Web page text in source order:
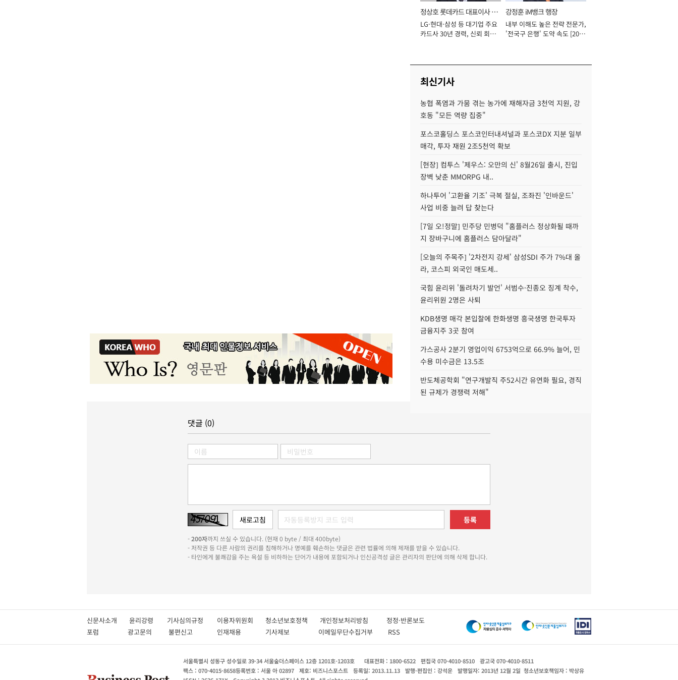
정상호 롯데카드 대표이사 사
장
LG·현대·삼성 등 대기업 주요
카드사 30년 경력, 신뢰 회복
강정훈 iM뱅크 행장
내부 이해도 높은 전략 전문가,
'전국구 은행' 도약 속도 [2026
최신기사
농협 폭염과 가뭄 겪는 농가에 재해자금 3천억 지원, 강
호동 "모든 역량 집중"
포스코홀딩스 포스코인터내셔널과 포스코DX 지분 일부
매각, 투자 재원 2조5천억 확보
[현장] 컴투스 '제우스: 오만의 신' 8월26일 출시, 진입
장벽 낮춘 MMORPG 내..
하나투어 '고환율 기조' 극복 절실, 조좌진 '인바운드'
사업 비중 늘려 답 찾는다
[7일 오!정말] 민주당 민병덕 "홈플러스 정상화될 때까
지 장바구니에 홈플러스 담아달라"
[오늘의 주목주] '2차전지 강세' 삼성SDI 주가 7%대 올
라, 코스피 외국인 매도세..
국힘 윤리위 '돌려차기 발언' 서범수·진종오 징계 착수,
윤리위원 2명은 사퇴
KDB생명 매각 본입찰에 한화생명 흥국생명 한국투자
금융지주 3곳 참여
가스공사 2분기 영업이익 6753억으로 66.9% 늘어, 민
수용 미수금은 13.5조
반도체공학회 "연구개발직 주52시간 유연화 필요, 경직
된 규제가 경쟁력 저해"
댓글 (0)
등록
-200자까지 쓰실 수 있습니다. (현재 0 byte / 최대 400byte)
- 저작권 등 다른 사람의 권리를 침해하거나 명예를 훼손하는 댓글은 관련 법률에 의해 제재를 받을 수 있습니다.
- 타인에게 불쾌감을 주는 욕설 등 비하하는 단어가 내용에 포함되거나 인신공격성 글은 관리자의 판단에 의해 삭제 합니다.
신문사소개 윤리강령 기사심의규정 이용자위원회 청소년보호정책 개인정보처리방침 정정·반론보도
포럼
광고문의 불편신고 인재채용 기사제보 이메일무단수집거부 RSS
서울특별시 성동구 성수일로 39-34 서울숲더스페이스 12층 1201호-1203호 대표전화 : 1800-6522 편집국 070-4010-8510
광고국 070-4010-8511
팩스 : 070-4015-8658등록번호 : 서울 아 02897 제호: 비즈니스포스트 등록일: 2013.11.13 발행·편집인 : 강석운 발행일자: 2013년 12월 2일 청소년보호책임자 : 박상유